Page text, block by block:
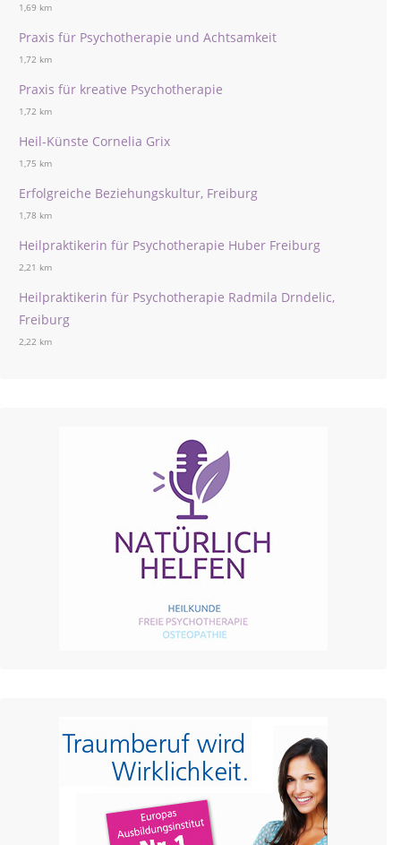
1,69 km
Praxis für Psychotherapie und Achtsamkeit
1,72 km
Praxis für kreative Psychotherapie
1,72 km
Heil-Künste Cornelia Grix
1,75 km
Erfolgreiche Beziehungskultur, Freiburg
1,78 km
Heilpraktikerin für Psychotherapie Huber Freiburg
2,21 km
Heilpraktikerin für Psychotherapie Radmila Drndelic,
Freiburg
2,22 km